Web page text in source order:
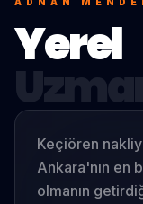
Yerel
Keçiören
Ankara'nın en
olmanın